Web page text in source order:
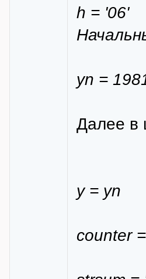
h = '06'
yn =
Далее в
y = yn
counter